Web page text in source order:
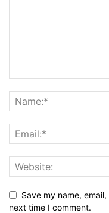
Save my name,
next time I comment.